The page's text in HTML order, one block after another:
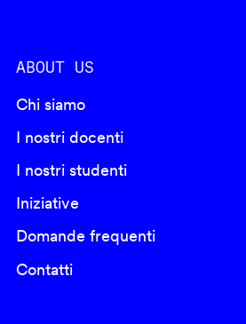
ABOUT US
Chi siamo
I nostri docenti
I nostri studenti
Iniziative
Domande frequenti
Contatti